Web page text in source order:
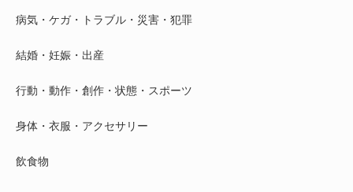
病気・ケガ・トラブル・災害・犯罪
結婚・妊娠・出産
行動・動作・創作・状態・スポーツ
身体・衣服・アクセサリー
飲食物